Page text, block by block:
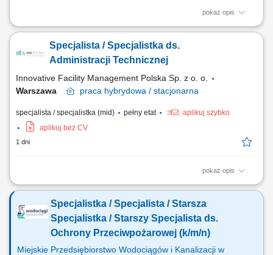
pokaż opis
Obowiązki na stanowisku Przygotowywanie analiz, raportów oraz
Przeprowadzanie ocen kompetencji personelu technicznego oraz
monitorowanie zgodności kwalifikacji z wymaganiami i procedurami
Specjalista / Specjalistka ds.
Administracji Technicznej
Innovative Facility Management Polska Sp. z o. o.
Warszawa
praca hybrydowa / stacjonarna
specjalista / specjalistka (mid) pełny etat
aplikuj szybko
aplikuj bez CV
1 dni
pokaż opis
Opis stanowiska Prowadzenie oraz aktualizacja dokumentacji
oraz sprawozdań na potrzeby organizacji i instytucji zewnętrznych.
Opracowywanie harmonogramów przeglądów oraz monitorowanie ich
realizacji. Współpraca z działem...
Specjalistka / Specjalista / Starsza
Specjalistka / Starszy Specjalista ds.
Ochrony Przeciwpożarowej (k/m/n)
Miejskie Przedsiębiorstwo Wodociągów i Kanalizacji w